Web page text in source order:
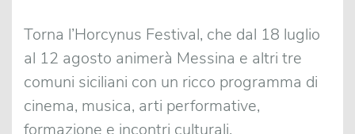
Torna l’Horcynus Festival, che dal 18 luglio
al 12 agosto animerà Messina e altri tre
comuni siciliani con un ricco programma di
cinema, musica, arti performative,
formazione e incontri culturali.